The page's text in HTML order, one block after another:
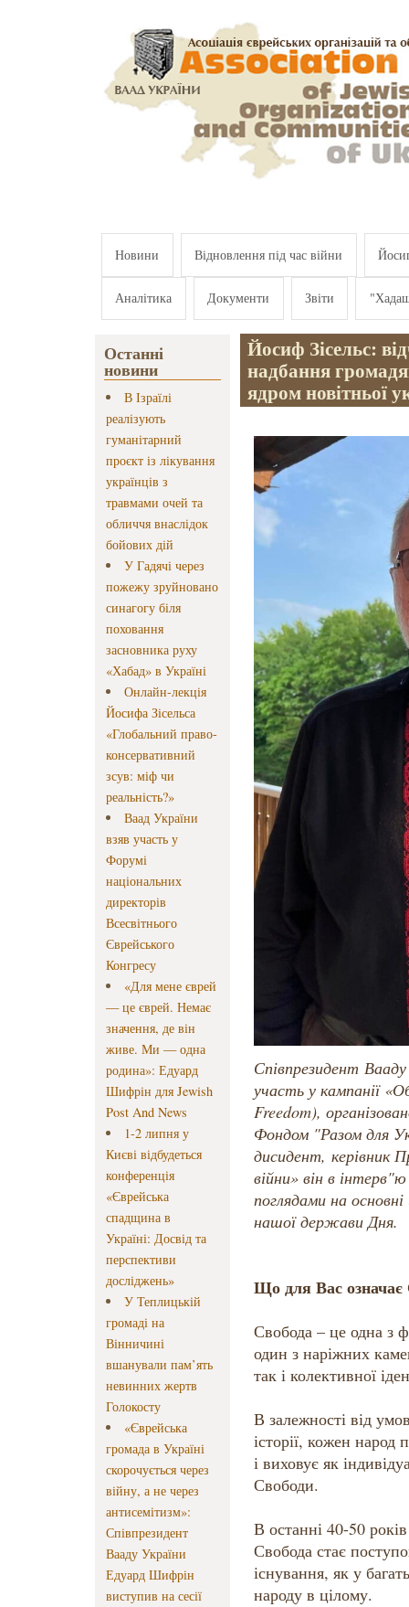
Новини Відновлення під час війни
Аналітика Документи Звіти
Останні
новини
В Ізраїлі
реалізують
гуманітарний
проєкт із лікування
українців з
травмами очей та
обличчя внаслідок
бойових дій
У Гадячі через
пожежу зруйновано
синагогу біля
поховання
засновника руху
«Хабад» в Україні
Онлайн-лекція
Йосифа Зісельса
«Глобальний право-
консервативний
зсув: міф чи
реальність?»
Ваад України
взяв участь у
Форумі
національних
директорів
Всесвітнього
Єврейського
Конгресу
«Для мене єврей
— це єврей. Немає
значення, де він
живе. Ми — одна
родина»: Едуард
Шифрін для Jewish
Post And News
1-2 липня у
Києві відбудеться
конференція
«Єврейська
спадщина в
Україні: Досвід та
перспективи
досліджень»
У Теплицькій
громаді на
Вінничині
вшанували пам’ять
невинних жертв
Голокосту
«Єврейська
громада в Україні
скорочується через
війну, а не через
антисемітизм»:
Співпрезидент
Вааду України
Едуард Шифрін
виступив на сесії
Йосиф Зісельс:
надбання
ядром новітньої
Співпрезидент
участь у кампанії
Freedom),
Фондом "Разом для
дисидент, керівник
війни» він в
поглядами на
нашої держави Дня.
Що для Вас означає
Свобода – це одна з
один з наріжних
так і колективної
В залежності від
історії, кожен
і виховує як
Свободи.
В останні 40-50
Свобода стає
існування, як у
народу в цілому.